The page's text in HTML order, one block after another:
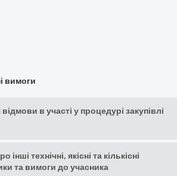
вимоги
в участі у процедурі закупівлі
інші технічні, якісні та кількісні
та вимоги до учасника